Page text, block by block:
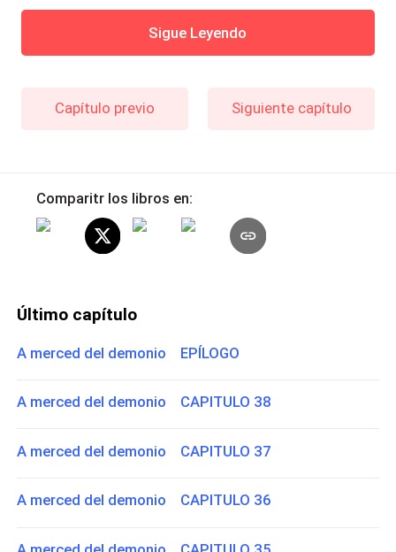
Sigue Leyendo
Capítulo previo Siguiente capítulo
Comparitr los libros en:
Último capítulo
A merced del demonio EPÍLOGO
A merced del demonio CAPITULO 38
A merced del demonio CAPITULO 37
A merced del demonio CAPITULO 36